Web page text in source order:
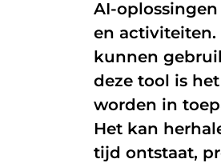
Hard- en
AI/Copilot
AI-
en activiteiten.
kunnen
deze tool is
worden in
Het kan
tijd ontstaat,